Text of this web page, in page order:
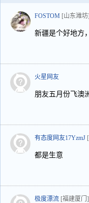
FOSTOM [山东潍坊]
新疆是个好地方
火星网友
朋友五月份飞澳
有态度网友17YzmJ
都是生意
极度漂流 [福建厦门]